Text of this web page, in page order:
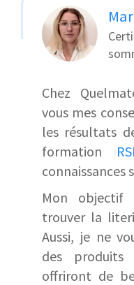
Chez
vous mes
les résultats
formation
connaissances
Mon
trouver la
Aussi, je ne
des
offriront de